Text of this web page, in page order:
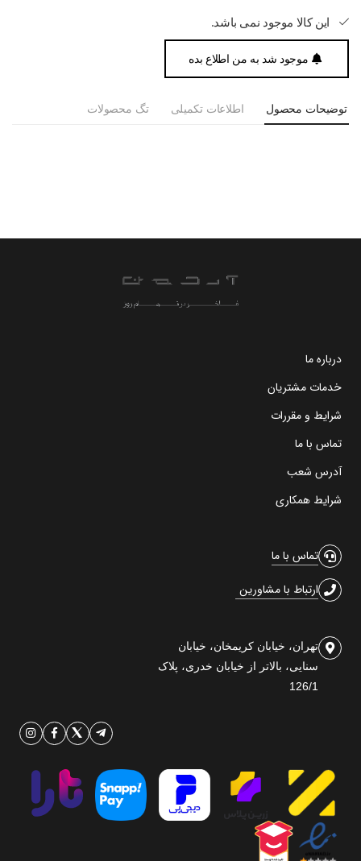
این کالا موجود نمی باشد.
موجود شد به من اطلاع بده
توضیحات محصول اطلاعات تکمیلی تگ محصولات
درباره ما
خدمات مشتریان
شرایط و مقررات
تماس با ما
آدرس شعب
شرایط همکاری
تماس با ما
ارتباط با مشاورین
تهران، خیابان کریمخان، خیابان
سنایی، بالاتر از خیابان خدری، پلاک
126/1